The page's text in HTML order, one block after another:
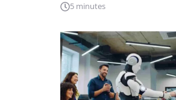
5 minutes